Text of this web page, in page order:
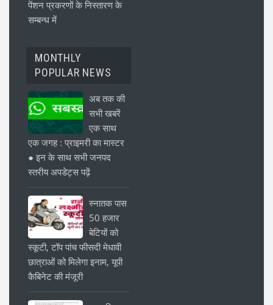
पेंशन प्रकरणों के निस्तारण के
सम्बन्ध में
MONTHLY
POPULAR NEWS
अब तक की
सभी खबरें
एक साथ
एक जगह : प्राइमरी का मास्टर
● इन के साथ सभी जनपद
स्तरीय अपडेट्स पढ़ें
स्नातक पास
50 हजार
बेटियों को
स्कूटी, टॉप पांच फीसदी मेधावी
छात्राओं को मिलेगा इनाम, यूपी
कैबिनेट की मंजूरी